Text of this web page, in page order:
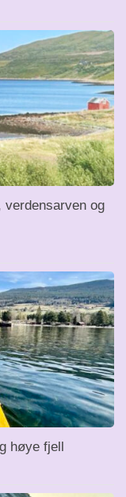
verdensarven og
høye fjell